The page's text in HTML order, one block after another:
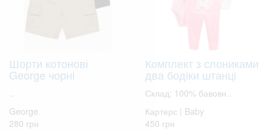
Шорти котонові
George чорні
George
280 грн
Комплект з слониками
два бодіки штанці
Склад: 100% бавовн..
Картерс | Baby
450 грн